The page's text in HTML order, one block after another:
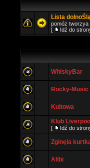
Lista
pomóż tworzya
[
Idź do
WhiskyBar
Rocky-
Kultowa
Klub Liverpool
[ Idź do
Zginęła
Alibi